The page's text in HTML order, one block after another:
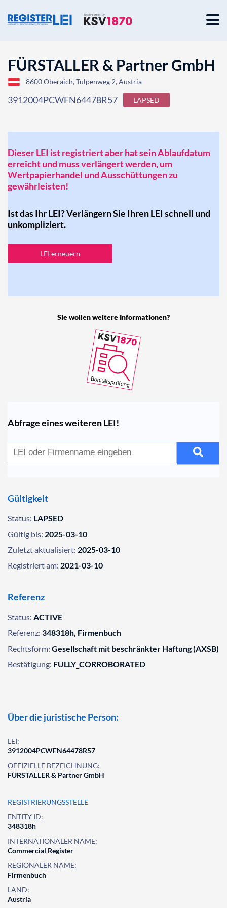
FÜRSTALLER & Partner GmbH
8600 Oberaich, Tulpenweg 2, Austria
3912004PCWFN64478R57 LAPSED
Dieser LEI ist registriert aber hat sein Ablaufdatum
erreicht und muss verlängert werden, um
Wertpapierhandel und Ausschüttungen zu
gewährleisten!
Ist das Ihr LEI? Verlängern Sie Ihren LEI schnell und
unkompliziert.
LEI erneuern
Sie wollen weitere Informationen?
Abfrage eines weiteren LEI!
Gültigkeit
Status: LAPSED
Gültig bis: 2025-03-10
Zuletzt aktualisiert: 2025-03-10
Registriert am: 2021-03-10
Referenz
Status: ACTIVE
Referenz: 348318h, Firmenbuch
Rechtsform: Gesellschaft mit beschränkter Haftung (AXSB)
Bestätigung: FULLY_CORROBORATED
Über die juristische Person:
LEI:
3912004PCWFN64478R57
OFFIZIELLE BEZEICHNUNG:
FÜRSTALLER & Partner GmbH
REGISTRIERUNGSSTELLE
ENTITY ID:
348318h
INTERNATIONALER NAME:
Commercial Register
REGIONALER NAME:
Firmenbuch
LAND:
Austria